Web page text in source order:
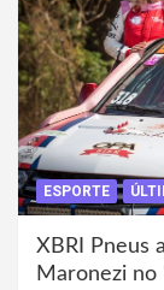
ESPORTE
XBRI Pneus
Maronezi no